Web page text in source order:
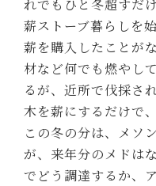
れでもひと冬超すだ
薪ストーブ暮らしを
薪を購入したことが
材など何でも燃やし
るが、近所で伐採さ
木を薪にするだけで
この冬の分は、メソ
が、来年分のメドは
でどう調達するか、